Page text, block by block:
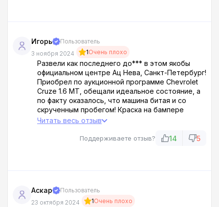
Игорь
Пользователь
3 ноября 2024
1Очень плохо
Развели как последнего до*** в этом якобы
официальном центре Ац Нева, Санкт-Петербург!
Приобрел по аукционной программе Chevrolet
Cruze 1.6 MT, обещали идеальное состояние, а
по факту оказалось, что машина битая и со
скрученным пробегом! Краска на бампере
начала облазить через месяц, а про постоянные
новый ремонт! Знал бы, никогда бы не повелся
Читать весь отзыв
Поддерживаете отзыв? 14 5
Аскар
Пользователь
23 октября 2024
1Очень плохо